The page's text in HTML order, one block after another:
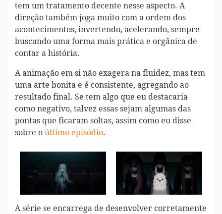
tem um tratamento decente nesse aspecto. A
direção também joga muito com a ordem dos
acontecimentos, invertendo, acelerando, sempre
buscando uma forma mais prática e orgânica de
contar a história.
A animação em si não exagera na fluidez, mas tem
uma arte bonita e é consistente, agregando ao
resultado final. Se tem algo que eu destacaria
como negativo, talvez essas sejam algumas das
pontas que ficaram soltas, assim como eu disse
sobre oúltimo episódio.
A série se encarrega de desenvolver corretamente